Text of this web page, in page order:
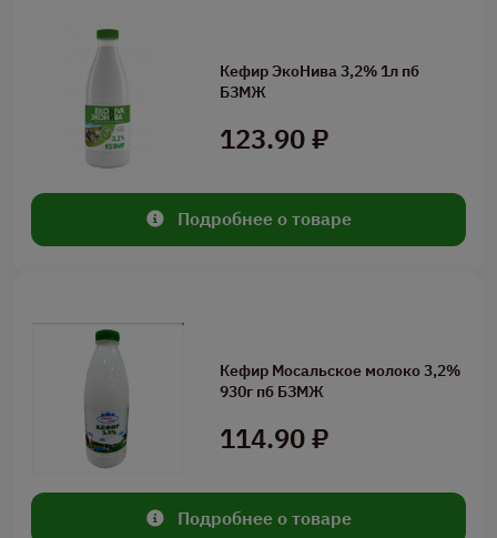
Кефир ЭкоНива 3,2% 1л пб
БЗМЖ
123.90 ₽
Подробнее о товаре
Кефир Мосальское молоко 3,2%
930г пб БЗМЖ
114.90 ₽
Подробнее о товаре